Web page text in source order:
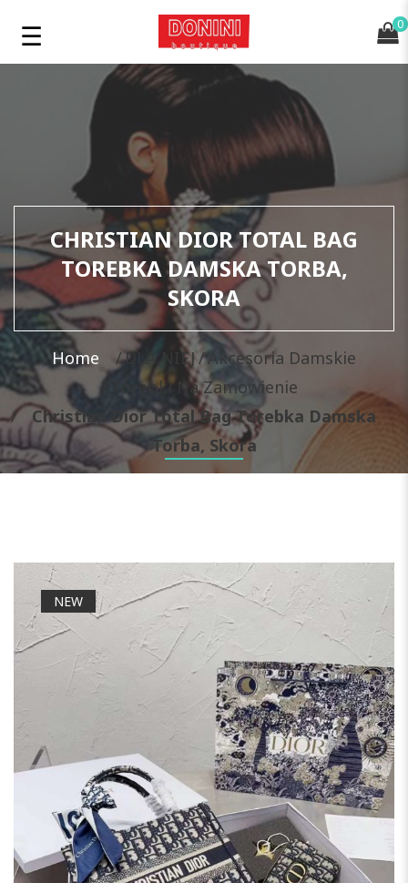
0
CHRISTIAN DIOR TOTAL BAG
TOREBKA DAMSKA TORBA,
SKORA
Home DLA NIEJ Akcesoria Damskie
Torebki Na Zamowienie
Christian Dior Total Bag Torebka Damska
Torba, Skora
NEW